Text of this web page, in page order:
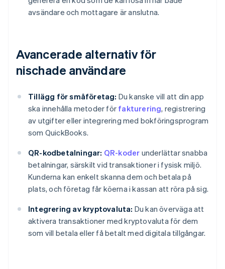
avsändare och mottagare är anslutna.
Avancerade alternativ för
nischade användare
Tillägg för småföretag: Du kanske vill att din app
ska innehålla metoder för fakturering, registrering
av utgifter eller integrering med bokföringsprogram
som QuickBooks.
QR-kodbetalningar: QR-koder underlättar snabba
betalningar, särskilt vid transaktioner i fysisk miljö.
Kunderna kan enkelt skanna dem och betala på
plats, och företag får köerna i kassan att röra på sig.
Integrering av kryptovaluta: Du kan överväga att
aktivera transaktioner med kryptovaluta för dem
som vill betala eller få betalt med digitala tillgångar.